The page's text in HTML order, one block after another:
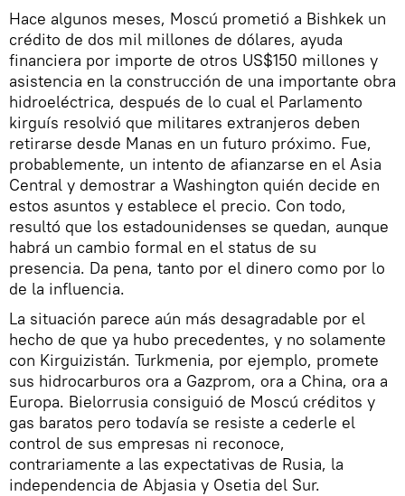
Hace algunos meses, Moscú prometió a Bishkek un
crédito de dos mil millones de dólares, ayuda
financiera por importe de otros US$150 millones y
asistencia en la construcción de una importante obra
hidroeléctrica, después de lo cual el Parlamento
kirguís resolvió que militares extranjeros deben
retirarse desde Manas en un futuro próximo. Fue,
probablemente, un intento de afianzarse en el Asia
Central y demostrar a Washington quién decide en
estos asuntos y establece el precio. Con todo,
resultó que los estadounidenses se quedan, aunque
habrá un cambio formal en el status de su
presencia. Da pena, tanto por el dinero como por lo
de la influencia.
La situación parece aún más desagradable por el
hecho de que ya hubo precedentes, y no solamente
con Kirguizistán. Turkmenia, por ejemplo, promete
sus hidrocarburos ora a Gazprom, ora a China, ora a
Europa. Bielorrusia consiguió de Moscú créditos y
gas baratos pero todavía se resiste a cederle el
control de sus empresas ni reconoce,
contrariamente a las expectativas de Rusia, la
independencia de Abjasia y Osetia del Sur.